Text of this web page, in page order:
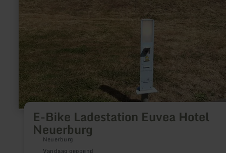
E-Bike Ladestation Euvea Hotel
Neuerburg
Neuerburg
Vandaag geopend